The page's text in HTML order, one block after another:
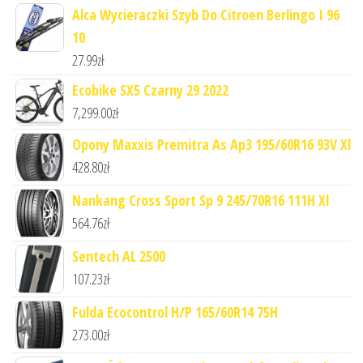
Alca Wycieraczki Szyb Do Citroen Berlingo I 96
10
27.99zł
Ecobike SX5 Czarny 29 2022
7,299.00zł
Opony Maxxis Premitra As Ap3 195/60R16 93V Xl
428.80zł
Nankang Cross Sport Sp 9 245/70R16 111H Xl
564.76zł
Sentech AL 2500
107.23zł
Fulda Ecocontrol H/P 165/60R14 75H
273.00zł